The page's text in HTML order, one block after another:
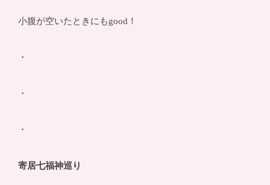
小腹が空いたときにもgood！
・
・
・
寄居七福神巡り